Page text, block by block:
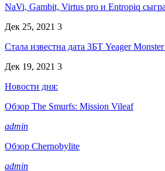
NaVi, Gambit, Virtus pro и Entropiq
Дек 25, 2021 3
Стала известна дата ЗБТ Yeager
Дек 19, 2021 3
Новости дня:
Обзор The Smurfs: Mission Vileaf
admin
Обзор Chernobylite
admin